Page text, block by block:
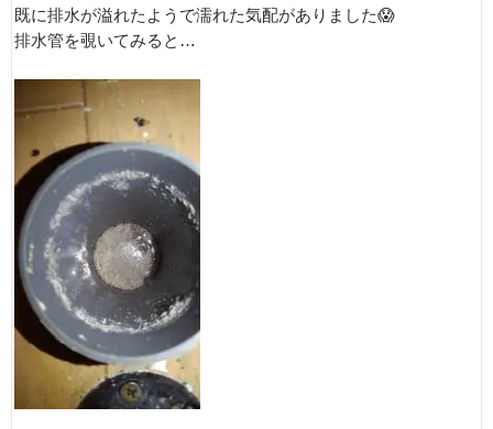
既に排水が溢れたようで濡れた気配がありました😱
排水管を覗いてみると…